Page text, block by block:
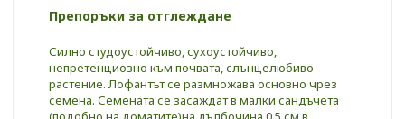
Препоръки за отглеждане
Силно студоустойчиво, сухоустойчиво,
непретенциозно към почвата, слънцелюбиво
растение. Лофантът се размножава основно чрез
семена. Семената се засаждат в малки сандъчета